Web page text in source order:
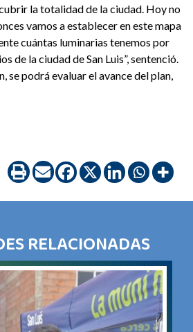
la totalidad de la ciudad. Hoy no
vamos a establecer en este mapa
cuántas luminarias tenemos por
de la ciudad de San Luis”, sentenció.
se podrá evaluar el avance del plan,
RELACIONADAS